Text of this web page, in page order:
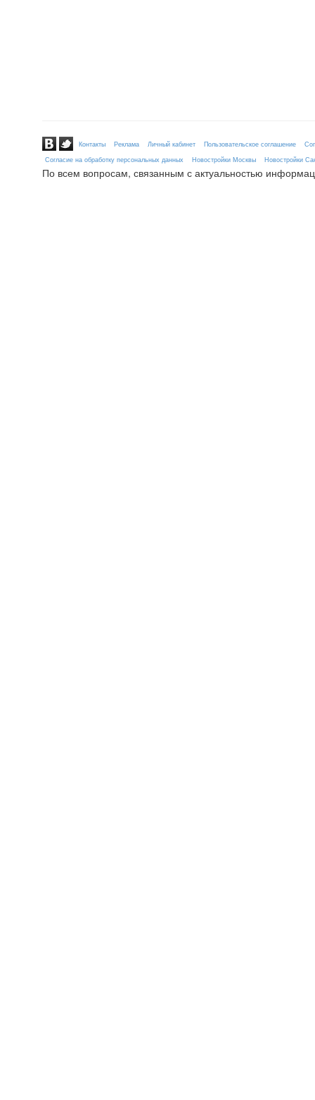
Контакты Реклама Личный кабинет Пользовательское соглашение
Согласие на обработку персональных данных
Новостройки Москвы Новостройки
По всем вопросам, связанным с актуальностью